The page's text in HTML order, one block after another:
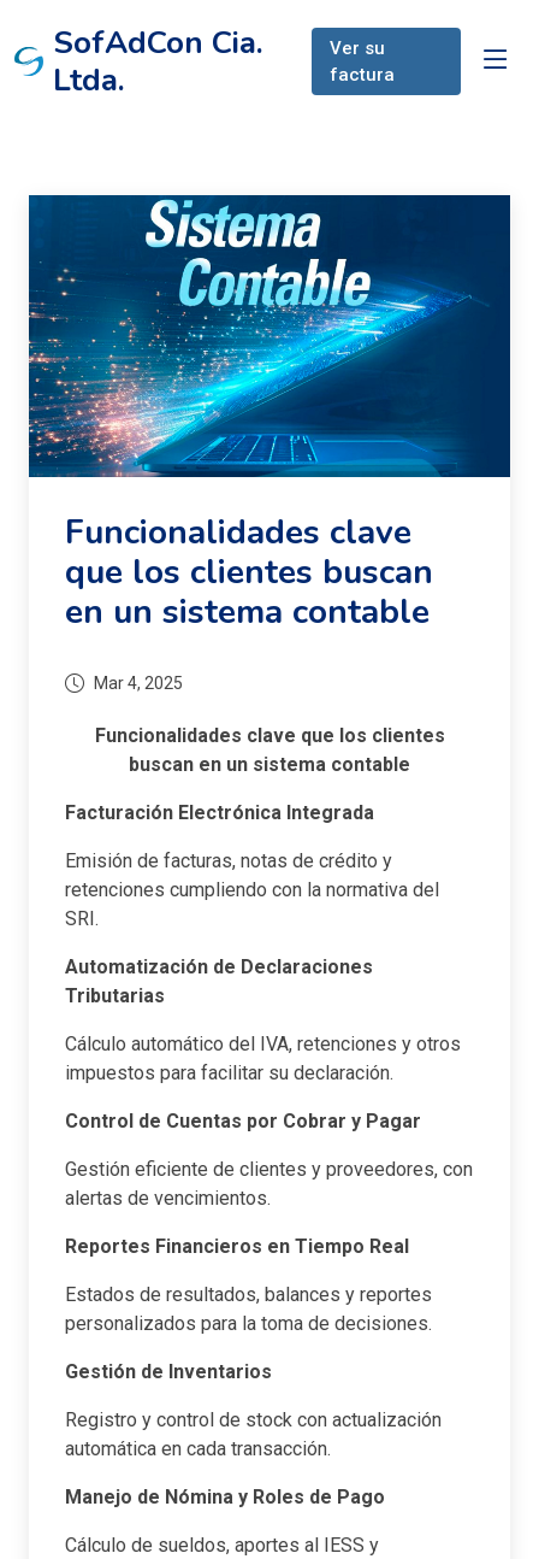
SofAdCon Cia.
Ltda.
Ver su
factura
Funcionalidades clave
que los clientes buscan
en un sistema contable
Mar 4, 2025
Funcionalidades clave que los clientes
buscan en un sistema contable
Facturación Electrónica Integrada
Emisión de facturas, notas de crédito y
retenciones cumpliendo con la normativa del
SRI.
Automatización de Declaraciones
Tributarias
Cálculo automático del IVA, retenciones y otros
impuestos para facilitar su declaración.
Control de Cuentas por Cobrar y Pagar
Gestión eficiente de clientes y proveedores, con
alertas de vencimientos.
Reportes Financieros en Tiempo Real
Estados de resultados, balances y reportes
personalizados para la toma de decisiones.
Gestión de Inventarios
Registro y control de stock con actualización
automática en cada transacción.
Manejo de Nómina y Roles de Pago
Cálculo de sueldos, aportes al IESS y